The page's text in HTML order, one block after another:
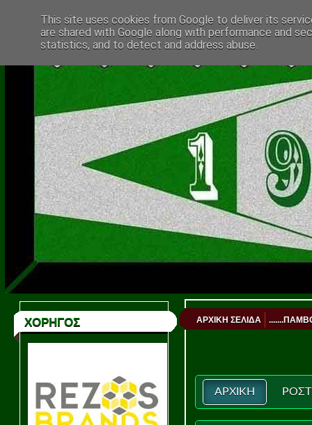
ΧΟΡΗΓΟΣ ΑΡΧΙΚΗ ΣΕΛΙΔΑ
ΑΡΧΙΚΗ
This site uses cookies from Google to deliver its
are shared with Google along with performance and
statistics, and to detect and address abuse.